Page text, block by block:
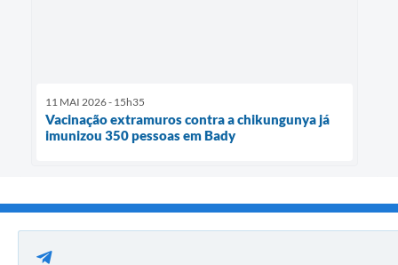
11 MAI 2026 - 15h35
Vacinação extramuros contra a chikungunya já
imunizou 350 pessoas em Bady